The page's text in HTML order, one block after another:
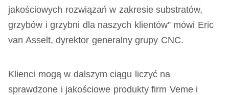
jakościowych rozwiązań w zakresie substratów,
grzybów i grzybni dla naszych klientów” mówi Eric
van Asselt, dyrektor generalny grupy CNC.
Klienci mogą w dalszym ciągu liczyć na
sprawdzone i jakościowe produkty firm Veme i